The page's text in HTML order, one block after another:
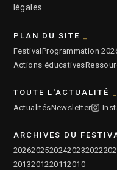
légales
PLAN DU SITE
Festival Programmation
Actions éducatives
TOUTE L'ACTUALITÉ
ActualitésNewsletter
ARCHIVES DU
20262025202420232022
2013201220112010